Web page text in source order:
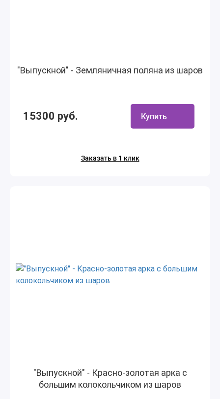
"Выпускной" - Земляничная поляна из шаров
15300 руб. Купить
Заказать в 1 клик
"Выпускной" - Красно-золотая арка с
большим колокольчиком из шаров